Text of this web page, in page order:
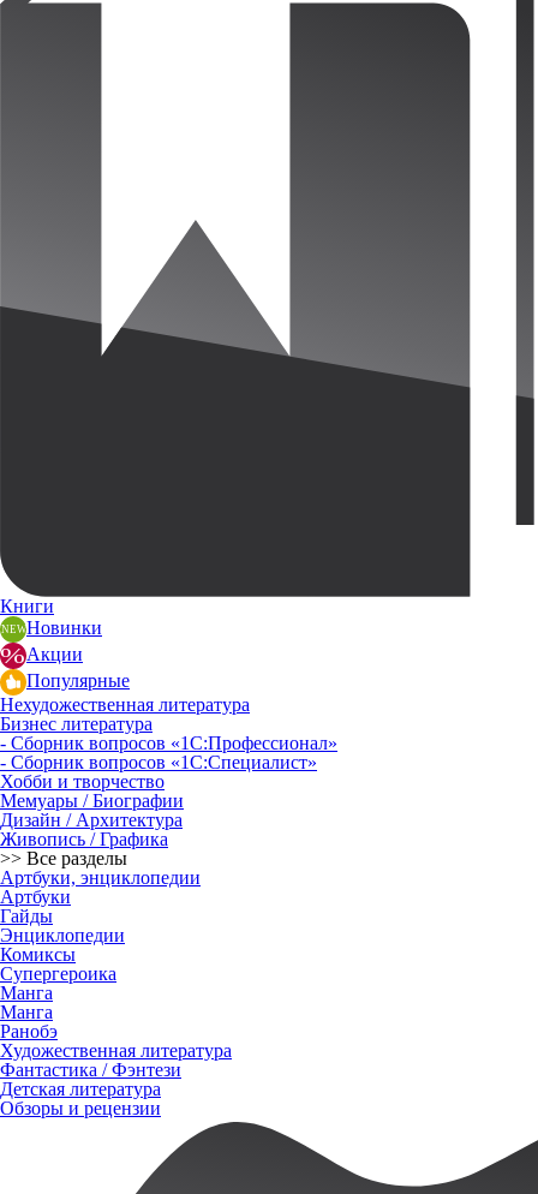
Книги
Новинки
Акции
Популярные
Нехудожественная литература
Бизнес литература
- Сборник вопросов «1С:Профессионал»
- Сборник вопросов «1С:Специалист»
Хобби и творчество
Мемуары / Биографии
Дизайн / Архитектура
Живопись / Графика
>> Все разделы
Артбуки, энциклопедии
Артбуки
Гайды
Энциклопедии
Комиксы
Супергероика
Манга
Манга
Ранобэ
Художественная литература
Фантастика / Фэнтези
Детская литература
Обзоры и рецензии